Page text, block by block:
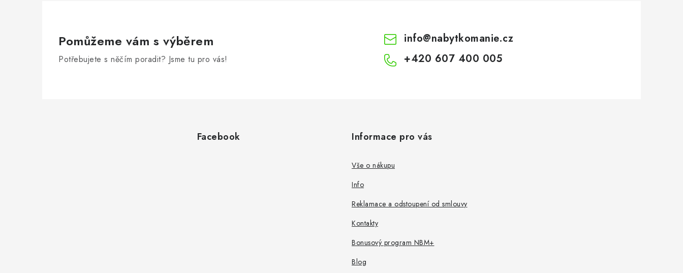
Pomůžeme vám s výběrem
Potřebujete s něčím poradit? Jsme tu pro vás!
info@nabytkomanie.cz
+420 607 400 005
Facebook Informace pro vás
Vše o nákupu
Info
Reklamace a odstoupení od smlouvy
Kontakty
Bonusový program NBM+
Blog